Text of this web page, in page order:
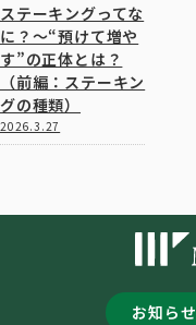
ステーキングってな
に？～“預けて増や
す”の正体とは？
（前編：ステーキン
グの種類）
2026.3.27
お知らせ